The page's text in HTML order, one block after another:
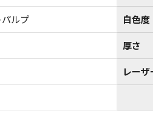
ルプ 白色度
厚さ
レー